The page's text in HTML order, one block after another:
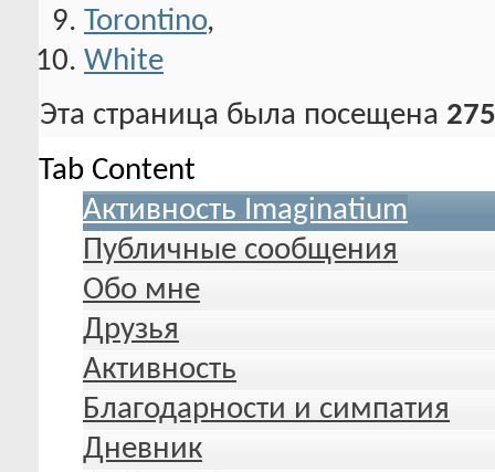
Torontino,
White
Эта страница была посещена
Tab Content
Активность Imaginatium
Публичные сообщения
Обо мне
Друзья
Активность
Благодарности и симпатия
Дневник